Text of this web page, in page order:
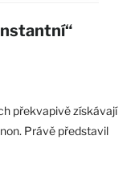
překvapivě získávají
Právě představil